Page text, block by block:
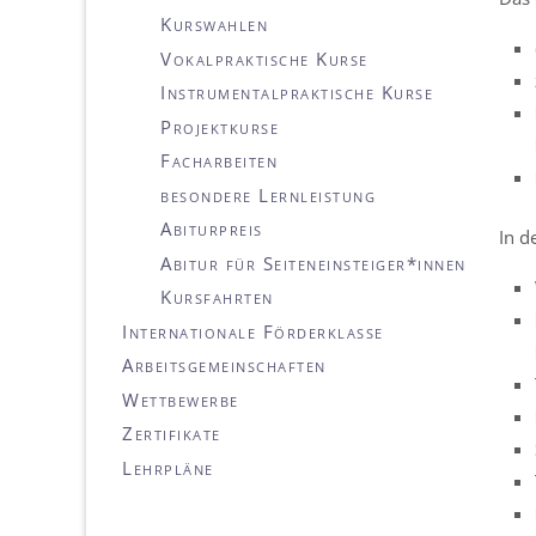
In
Kurswahlen
Vokalpraktische Kurse
Instrumentalpraktische Kurse
Projektkurse
Facharbeiten
besondere Lernleistung
Abiturpreis
Abitur für Seiteneinsteiger*innen
Kursfahrten
Internationale Förderklasse
Arbeitsgemeinschaften
Wettbewerbe
Zertifikate
Lehrpläne